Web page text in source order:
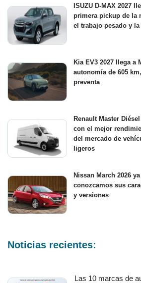
ISUZU D-MAX 2027
primera pickup de la
el trabajo pesado y
Kia EV3 2027 llega a
autonomía de 605
preventa
Renault Master
con el mejor
del mercado de
ligeros
Nissan March 2026
conozcamos sus
y versiones
Noticias recientes:
Las 10 marcas de